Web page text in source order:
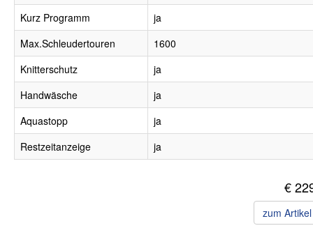
Kurz Programm
ja
Max.Schleudertouren
1600
Knitterschutz
ja
Handwäsche
ja
Aquastopp
ja
Restzeitanzeige
ja
€
zum